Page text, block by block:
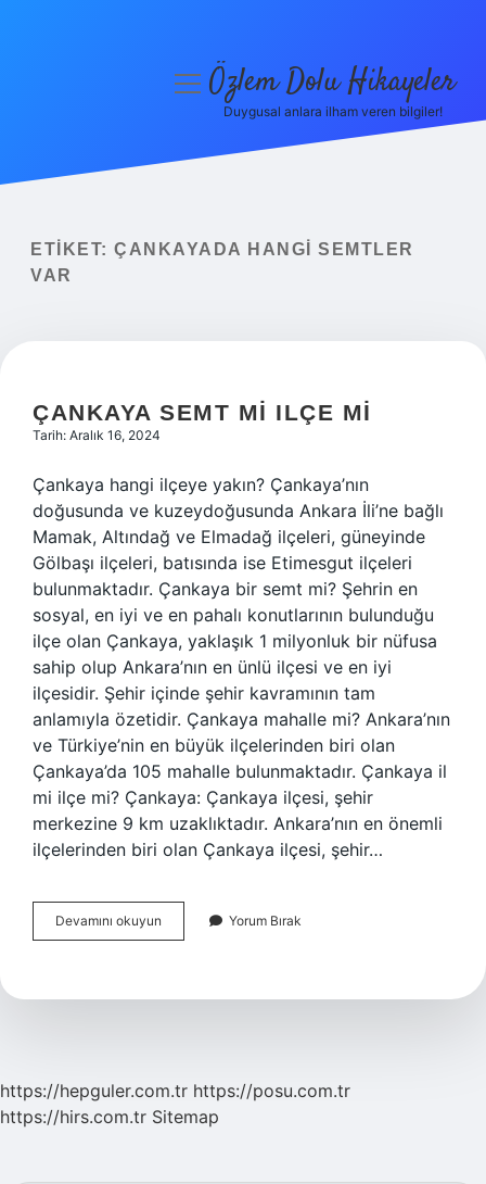
Yasal Uyarı
menüyüÖzlem Dolu Hikayeler
Duygusal anlara ilham veren bilgiler!
ETIKET: ÇANKAYADA HANGI SEMTLER
VAR
ÇANKAYA SEMT MI ILÇE MI
Tarih: Aralık 16, 2024
Çankaya hangi ilçeye yakın? Çankaya’nın
doğusunda ve kuzeydoğusunda Ankara İli’ne bağlı
Mamak, Altındağ ve Elmadağ ilçeleri, güneyinde
Gölbaşı ilçeleri, batısında ise Etimesgut ilçeleri
bulunmaktadır. Çankaya bir semt mi? Şehrin en
sosyal, en iyi ve en pahalı konutlarının bulunduğu
ilçe olan Çankaya, yaklaşık 1 milyonluk bir nüfusa
sahip olup Ankara’nın en ünlü ilçesi ve en iyi
ilçesidir. Şehir içinde şehir kavramının tam
anlamıyla özetidir. Çankaya mahalle mi? Ankara’nın
ve Türkiye’nin en büyük ilçelerinden biri olan
Çankaya’da 105 mahalle bulunmaktadır. Çankaya il
mi ilçe mi? Çankaya: Çankaya ilçesi, şehir
merkezine 9 km uzaklıktadır. Ankara’nın en önemli
ilçelerinden biri olan Çankaya ilçesi, şehir…
Devamını okuyun Çankaya
Semt
Mi
Yorum Bırak
https://hepguler.com.tr https://posu.com.tr
https://hirs.com.tr Sitemap